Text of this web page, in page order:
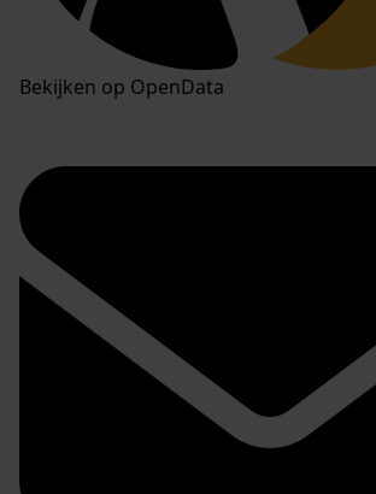
Bekijken op OpenData